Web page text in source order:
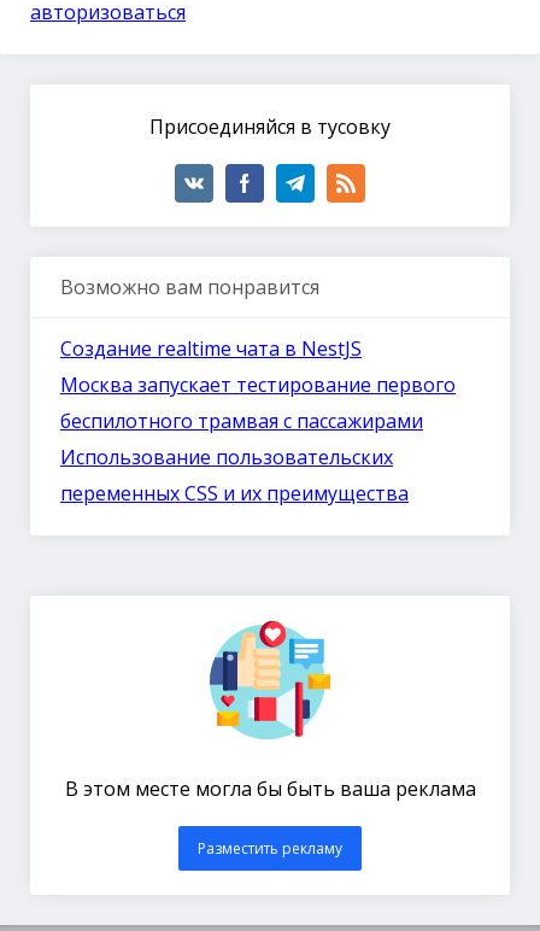
авторизоваться
Присоединяйся в тусовку
Возможно вам понравится
Создание realtime чата в NestJS
Москва запускает тестирование первого
беспилотного трамвая с пассажирами
Использование пользовательских
переменных CSS и их преимущества
В этом месте могла бы быть ваша реклама
Разместить рекламу